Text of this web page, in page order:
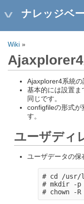
ナレッジベ
Wiki »
Ajaxplorer4
Ajaxplorer4系統の
基本的には設置ま
同じです。
configfileの形式が
す。
ユーザディ
ユーザデータの保
# cd /usr/
# mkdir -p